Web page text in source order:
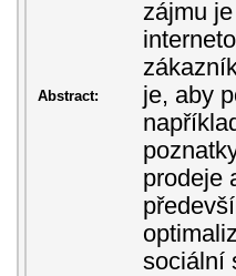
Abstract:
zájmu
je, aby
prodeje
sociální